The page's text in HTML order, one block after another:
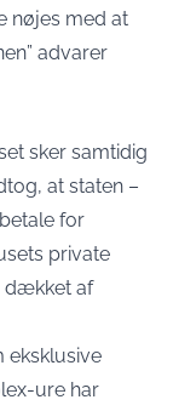
nøjes med at
advarer
sker samtidig
at staten –
for
private
dækket af
eksklusive
ure har